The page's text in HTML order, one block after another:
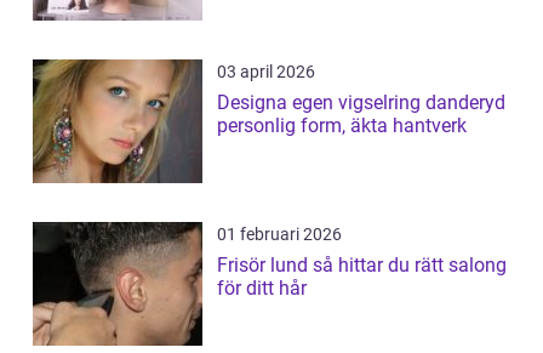
03 april 2026
Designa egen vigselring danderyd
personlig form, äkta hantverk
01 februari 2026
Frisör lund så hittar du rätt salong
för ditt hår